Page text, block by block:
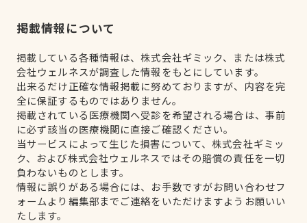
掲載情報について
掲載している各種情報は、株式会社ギミック、または株式
会社ウェルネスが調査した情報をもとにしています。
出来るだけ正確な情報掲載に努めておりますが、内容を完
全に保証するものではありません。
掲載されている医療機関へ受診を希望される場合は、事前
に必ず該当の医療機関に直接ご確認ください。
当サービスによって生じた損害について、株式会社ギミッ
ク、および株式会社ウェルネスではその賠償の責任を一切
負わないものとします。
情報に誤りがある場合には、お手数ですがお問い合わせフ
ォームより編集部までご連絡をいただけますようお願いい
たします。